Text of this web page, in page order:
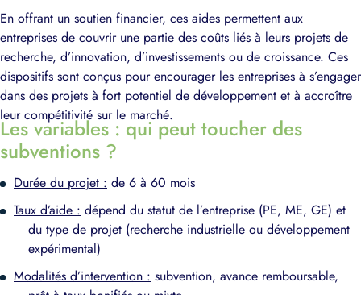
En offrant un soutien financier, ces aides permettent aux
entreprises de couvrir une partie des coûts liés à leurs projets de
recherche, d’innovation, d’investissements ou de croissance. Ces
dispositifs sont conçus pour encourager les entreprises à s’engager
dans des projets à fort potentiel de développement et à accroître
leur compétitivité sur le marché.
Les variables : qui peut toucher des
subventions ?
Durée du projet : de 6 à 60 mois
Taux d’aide : dépend du statut de l’entreprise (PE, ME, GE) et
du type de projet (recherche industrielle ou développement
expérimental)
Modalités d’intervention : subvention, avance remboursable,